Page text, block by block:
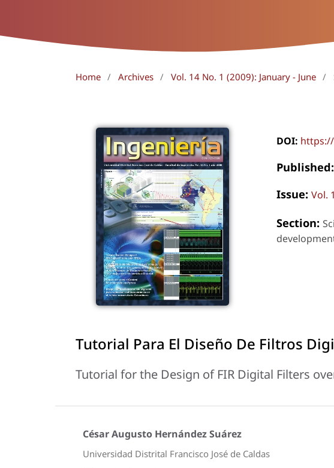
Home / Archives / Vol. 14 No. 1 (2009): January - June /
DOI:
Published:
Issue: Vol.
Section:
Tutorial Para El Diseño De Filtros
Tutorial for the Design of FIR Digital Filters
César Augusto Hernández Suárez
Universidad Distrital Francisco José de Caldas